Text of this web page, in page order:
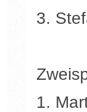
3.
1.